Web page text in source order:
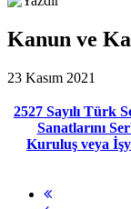
Kanun ve
23 Kasım 2021
2527 Sayılı Türk
Sanatlarını
Kuruluş veya